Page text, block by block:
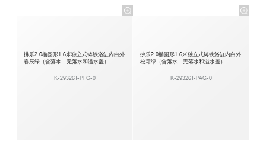
拂乐2.0椭圆形1.6米独立式铸铁浴缸内白外
春辰绿（含落水，无落水和溢水盖）
K-29326T-PFG-0
拂乐2.0椭圆形1.6米独立式铸铁浴缸内白外
松霜绿（含落水，无落水和溢水盖）
K-29326T-PAG-0